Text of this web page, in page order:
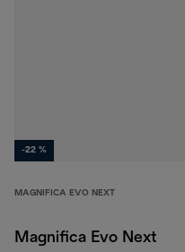
-22 %
MAGNIFICA EVO NEXT
Magnifica Evo Next